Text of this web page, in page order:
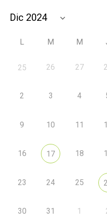
L M M
25 26 27
2 3 4
9 10 11
16 17 18
23 24 25
30 31 1